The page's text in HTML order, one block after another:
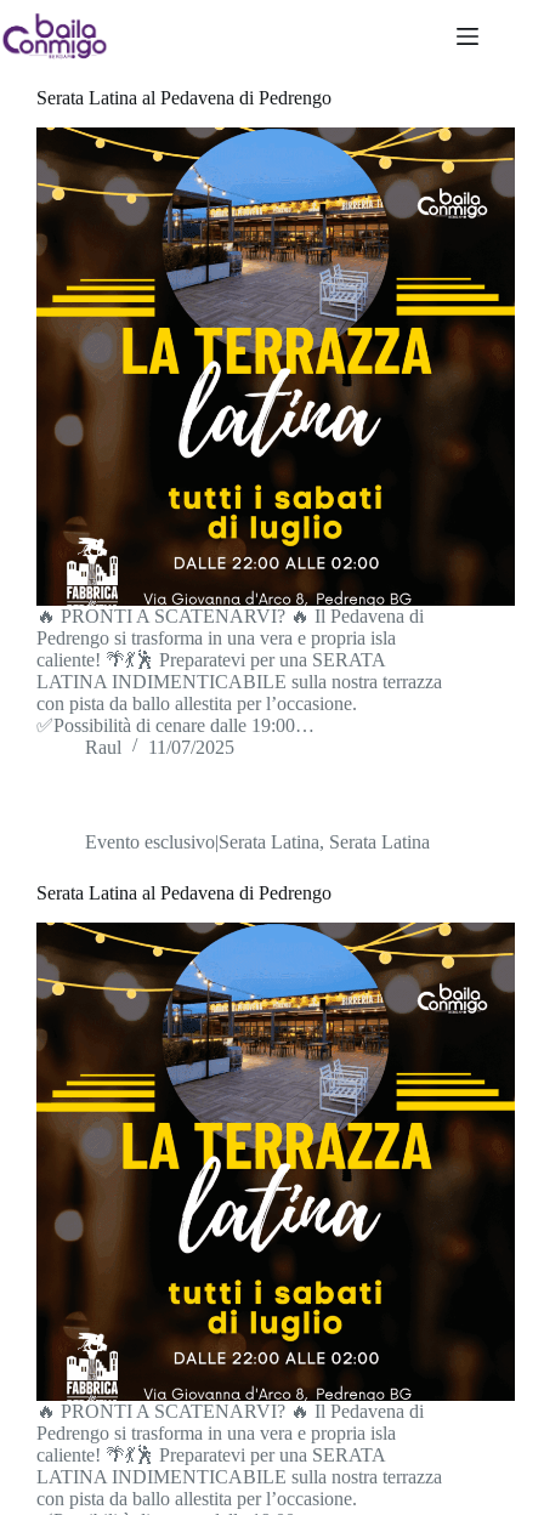
Salta
al
contenuto Evento esclusivo|Serata Latina
Serata Latina al Pedavena di Pedrengo
🔥 PRONTI A SCATENARVI? 🔥 Il Pedavena di
Pedrengo si trasforma in una vera e propria isla
caliente! 🌴💃🕺 Preparatevi per una SERATA
LATINA INDIMENTICABILE sulla nostra terrazza
con pista da ballo allestita per l’occasione.
✅Possibilità di cenare dalle 19:00…
Raul
11/07/2025
Evento esclusivo|Serata Latina, Serata Latina
Serata Latina al Pedavena di Pedrengo
🔥 PRONTI A SCATENARVI? 🔥 Il Pedavena di
Pedrengo si trasforma in una vera e propria isla
caliente! 🌴💃🕺 Preparatevi per una SERATA
LATINA INDIMENTICABILE sulla nostra terrazza
con pista da ballo allestita per l’occasione.